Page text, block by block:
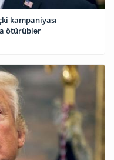
kampaniyası
ötürüblər